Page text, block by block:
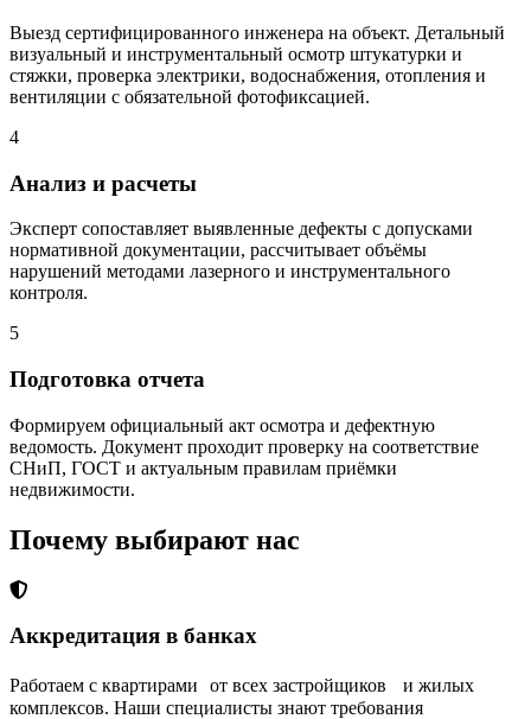
Выезд сертифицированного инженера на объект. Детальный
визуальный и инструментальный осмотр штукатурки и
стяжки, проверка электрики, водоснабжения, отопления и
вентиляции с обязательной фотофиксацией.
4
Анализ и расчеты
Эксперт сопоставляет выявленные дефекты с допусками
нормативной документации, рассчитывает объёмы
нарушений методами лазерного и инструментального
контроля.
5
Подготовка отчета
Формируем официальный акт осмотра и дефектную
ведомость. Документ проходит проверку на соответствие
СНиП, ГОСТ и актуальным правилам приёмки
недвижимости.
Почему выбирают нас
Аккредитация в банках
Работаем с квартирами от всех застройщиков и жилых
комплексов. Наши специалисты знают требования